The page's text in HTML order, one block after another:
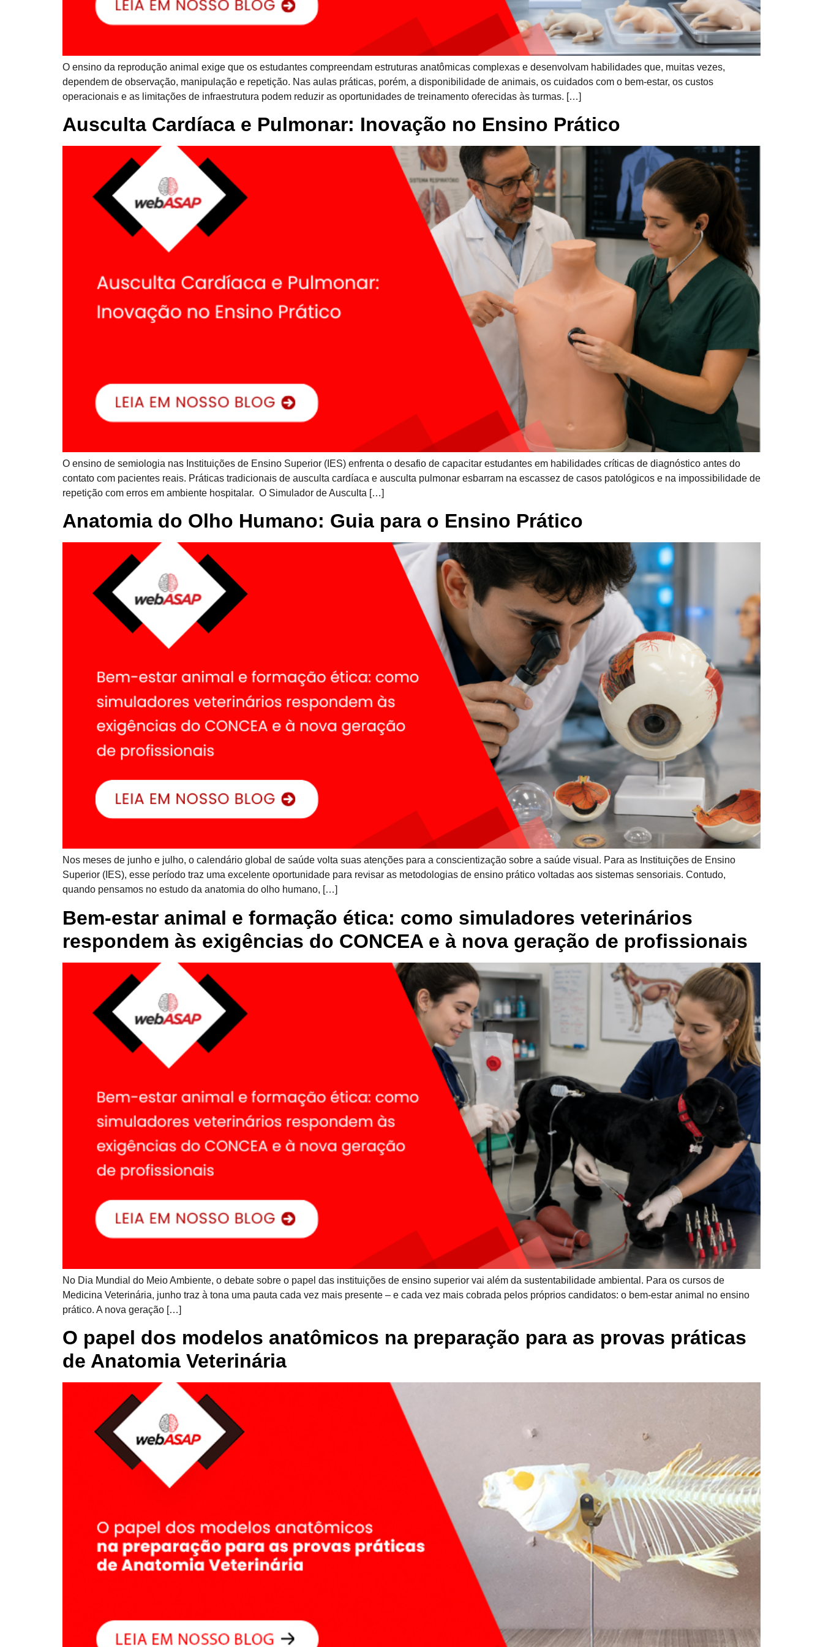
O ensino da reprodução animal exige que os estudantes compreendam estruturas anatômicas complexas e desenvolvam habilidades que, muitas vezes,
dependem de observação, manipulação e repetição. Nas aulas práticas, porém, a disponibilidade de animais, os cuidados com o bem-estar, os custos
operacionais e as limitações de infraestrutura podem reduzir as oportunidades de treinamento oferecidas às turmas. […]
Ausculta Cardíaca e Pulmonar: Inovação no Ensino Prático
O ensino de semiologia nas Instituições de Ensino Superior (IES) enfrenta o desafio de capacitar estudantes em habilidades críticas de diagnóstico antes do
contato com pacientes reais. Práticas tradicionais de ausculta cardíaca e ausculta pulmonar esbarram na escassez de casos patológicos e na impossibilidade de
repetição com erros em ambiente hospitalar. O Simulador de Ausculta […]
Anatomia do Olho Humano: Guia para o Ensino Prático
Nos meses de junho e julho, o calendário global de saúde volta suas atenções para a conscientização sobre a saúde visual. Para as Instituições de Ensino
Superior (IES), esse período traz uma excelente oportunidade para revisar as metodologias de ensino prático voltadas aos sistemas sensoriais. Contudo,
quando pensamos no estudo da anatomia do olho humano, […]
Bem-estar animal e formação ética: como simuladores veterinários
respondem às exigências do CONCEA e à nova geração de profissionais
No Dia Mundial do Meio Ambiente, o debate sobre o papel das instituições de ensino superior vai além da sustentabilidade ambiental. Para os cursos de
Medicina Veterinária, junho traz à tona uma pauta cada vez mais presente – e cada vez mais cobrada pelos próprios candidatos: o bem-estar animal no ensino
prático. A nova geração […]
O papel dos modelos anatômicos na preparação para as provas práticas
de Anatomia Veterinária